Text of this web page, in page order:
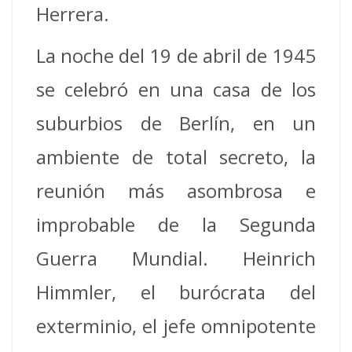
Herrera.
La noche del 19 de abril de 1945
se celebró en una casa de los
suburbios de Berlín, en un
ambiente de total secreto, la
reunión más asombrosa e
improbable de la Segunda
Guerra Mundial. Heinrich
Himmler, el burócrata del
exterminio, el jefe omnipotente